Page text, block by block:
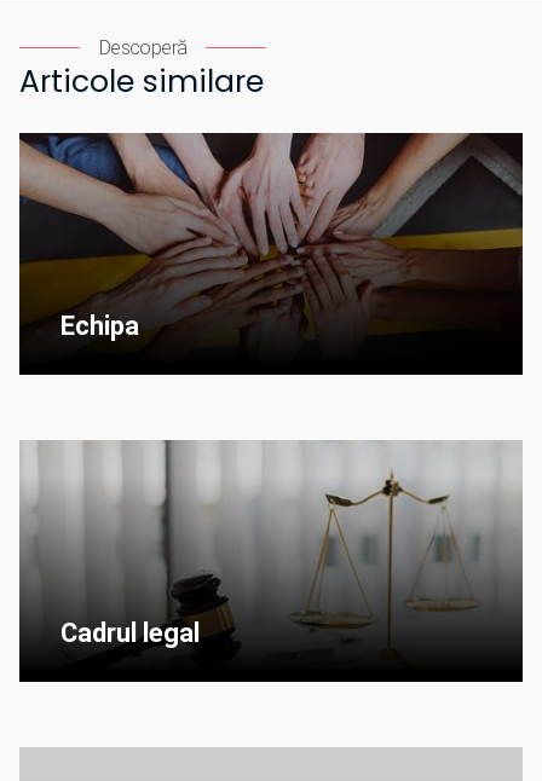
Descoperă
Articole similare
Echipa
Cadrul legal